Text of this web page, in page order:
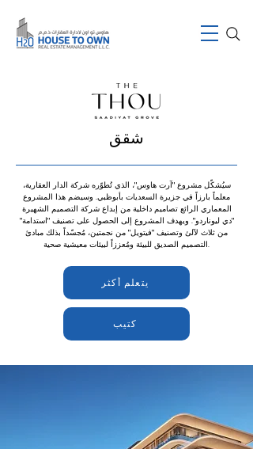
شقق
سيُشكّل مشروع "آرت هاوس"، الذي تُطوّره شركة الدار العقارية،
معلماً بارزاً في جزيرة السعديات بأبوظبي. وسيضم هذا المشروع
المعماري الرائع تصاميم داخلية من إبداع شركة التصميم الشهيرة
"دي ليوناردو". ويهدف المشروع إلى الحصول على تصنيف "استدامة"
من ثلاث لآلئ وتصنيف "فيتويل" من نجمتين، مُجسّداً بذلك مبادئ
يتعلم أكثر
كتيب